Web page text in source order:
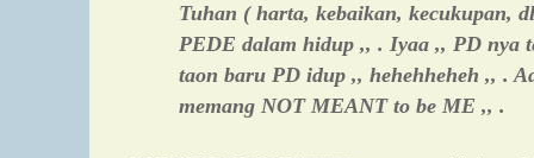
Tuhan ( harta, kebaikan, kecukupan,
PEDE dalam hidup ,, . Iyaa ,, PD nya
taon baru PD idup ,, hehehheheh ,, .
memang NOT MEANT to be ME ,, .